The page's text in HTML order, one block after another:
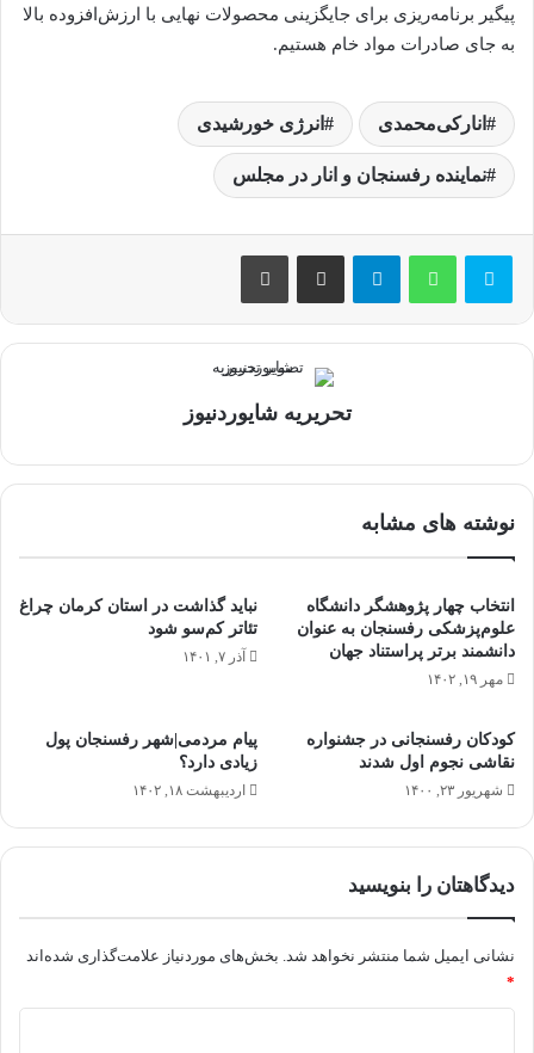
پیگیر برنامه‌ریزی برای جایگزینی محصولات نهایی با ارزش‌افزوده بالا
به جای صادرات مواد خام هستیم.
انارکی‌محمدی انرژی خورشیدی
نماینده رفسنجان و انار در مجلس
تلگرام اشتراک گذاری از طریق ایمیل چاپ
تحریریه شایوردنیوز
نوشته های مشابه
انتخاب چهار پژوهشگر دانشگاه
علوم‌پزشکی رفسنجان به عنوان
دانشمند برتر پراستناد جهان
مهر ۱۹, ۱۴۰۲
نباید گذاشت در استان کرمان چراغ
تئاتر کم‌سو شود
آذر ۷, ۱۴۰۱
کودکان رفسنجانی در جشنواره
نقاشی نجوم اول شدند
شهریور ۲۳, ۱۴۰۰
پیام مردمی|شهر رفسنجان پول
زیادی دارد؟
اردیبهشت ۱۸, ۱۴۰۲
دیدگاهتان را بنویسید
نشانی ایمیل شما منتشر نخواهد شد. بخش‌های موردنیاز علامت‌گذاری شده‌اند
*